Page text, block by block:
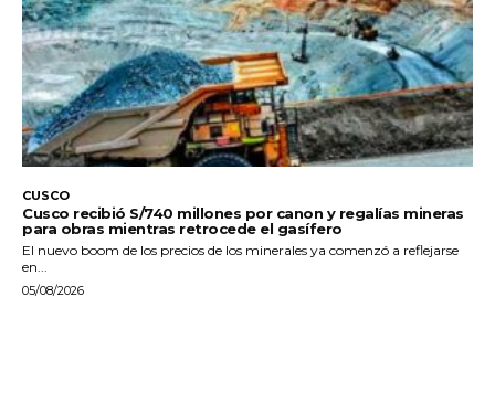
CUSCO
Cusco recibió S/740 millones por canon y regalías mineras
para obras mientras retrocede el gasífero
El nuevo boom de los precios de los minerales ya comenzó a reflejarse
en...
05/08/2026